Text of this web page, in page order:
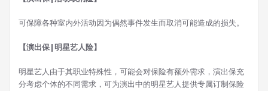
可保障各种室内外活动因为偶然事件发生而取消可能造成的损失。
【演出保|明星艺人险】
明星艺人由于其职业特殊性，可能会对保险有额外需求，演出保充
分考虑个体的不同需求，可为演出中的明星艺人提供专属订制保险